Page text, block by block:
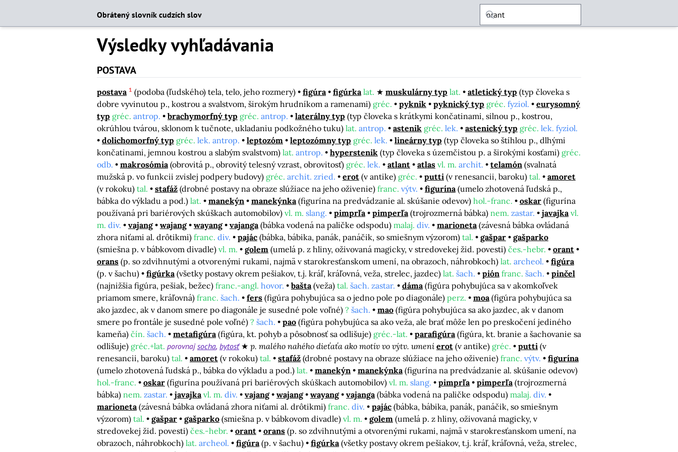
Obrátený slovník cudzích slov
Výsledky vyhľadávania
POSTAVA
postava 1 (podoba (ľudského) tela, telo, jeho rozmery) figúra figúrka lat. muskulárny typ lat. atletický typ (typ človeka s
dobre vyvinutou p., kostrou a svalstvom, širokým hrudníkom a ramenami) gréc. pyknik pyknický typ gréc. fyziol.
eurysomný
typ gréc. antrop. brachymorfný typ gréc. antrop. laterálny typ (typ človeka s krátkymi končatinami, silnou p., kostrou,
okrúhlou tvárou, sklonom k tučnote, ukladaniu podkožného tuku) lat. antrop. astenik gréc. lek. astenický typ gréc. lek. fyziol.
dolichomorfný typ gréc. lek. antrop. leptozóm leptozómny typ gréc. lek. lineárny typ (typ človeka so štíhlou p., dlhými
končatinami, jemnou kostrou a slabým svalstvom) lat. antrop. hyperstenik (typ človeka s územčistou p. a širokými kosťami) gréc.
odb.
makrosómia (obrovitá p., obrovitý telesný vzrast, obrovitosť) gréc. lek. atlant atlas vl. m. archit. telamón (svalnatá
mužská p. vo funkcii zvislej podpery budovy) gréc. archit. zried. erot (v antike) gréc. putti (v renesancii, baroku) tal.
amoret
(v rokoku) tal. stafáž (drobné postavy na obraze slúžiace na jeho oživenie) franc. výtv. figurína (umelo zhotovená ľudská p.,
bábka do výkladu a pod.) lat. manekýn manekýnka (figurína na predvádzanie al. skúšanie odevov) hol.-franc. oskar (figurína
používaná pri bariérových skúškach automobilov) vl. m. slang. pimprľa pimperľa (trojrozmerná bábka) nem. zastar. javajka vl.
m. div. vajang wajang wayang vajanga (bábka vodená na paličke odspodu) malaj. div. marioneta (závesná bábka ovládaná
zhora niťami al. drôtikmi) franc. div. pajác (bábka, bábika, panák, panáčik, so smiešnym výzorom) tal. gašpar
gašparko
(smiešna p. v bábkovom divadle) vl. m. golem (umelá p. z hliny, oživovaná magicky, v stredovekej žid. povesti) čes.-hebr.
orant
orans (p. so zdvihnutými a otvorenými rukami, najmä v starokresťanskom umení, na obrazoch, náhrobkoch) lat. archeol.
figúra
(p. v šachu)
figúrka (všetky postavy okrem pešiakov, t.j. kráľ, kráľovná, veža, strelec, jazdec) lat. šach. pión franc. šach.
pinčel
(najnižšia figúra, pešiak, bežec) franc.-angl. hovor. bašta (veža) tal. šach. zastar. dáma (figúra pohybujúca sa v akomkoľvek
priamom smere, kráľovná) franc. šach. fers (figúra pohybujúca sa o jedno pole po diagonále) perz. moa (figúra pohybujúca sa
ako jazdec, ak v danom smere po diagonále je susedné pole voľné) ? šach. mao (figúra pohybujúca sa ako jazdec, ak v danom
smere po frontále je susedné pole voľné) ? šach. pao (figúra pohybujúca sa ako veža, ale brať môže len po preskočení jediného
kameňa) čín. šach. metafigúra (figúra, kt. pohyb a pôsobnosť sa odlišuje) gréc.-lat. parafigúra (figúra, kt. branie a šachovanie sa
odlišuje) gréc.+lat. porovnajsocha bytosť p. malého nahého dieťaťa ako motív vo výtv. umení erot (v antike) gréc. putti (v
renesancii, baroku) tal. amoret (v rokoku) tal. stafáž (drobné postavy na obraze slúžiace na jeho oživenie) franc. výtv.
figurína
(umelo zhotovená ľudská p., bábka do výkladu a pod.) lat. manekýn manekýnka (figurína na predvádzanie al. skúšanie odevov)
hol.-franc.
oskar (figurína používaná pri bariérových skúškach automobilov) vl. m. slang. pimprľa pimperľa (trojrozmerná
bábka) nem. zastar. javajka vl. m. div. vajang wajang wayang vajanga (bábka vodená na paličke odspodu) malaj. div.
marioneta (závesná bábka ovládaná zhora niťami al. drôtikmi) franc. div. pajác (bábka, bábika, panák, panáčik, so smiešnym
výzorom) tal. gašpar gašparko (smiešna p. v bábkovom divadle) vl. m. golem (umelá p. z hliny, oživovaná magicky, v
stredovekej žid. povesti) čes.-hebr. orant orans (p. so zdvihnutými a otvorenými rukami, najmä v starokresťanskom umení, na
obrazoch, náhrobkoch) lat. archeol. figúra (p. v šachu) figúrka (všetky postavy okrem pešiakov, t.j. kráľ, kráľovná, veža, strelec,